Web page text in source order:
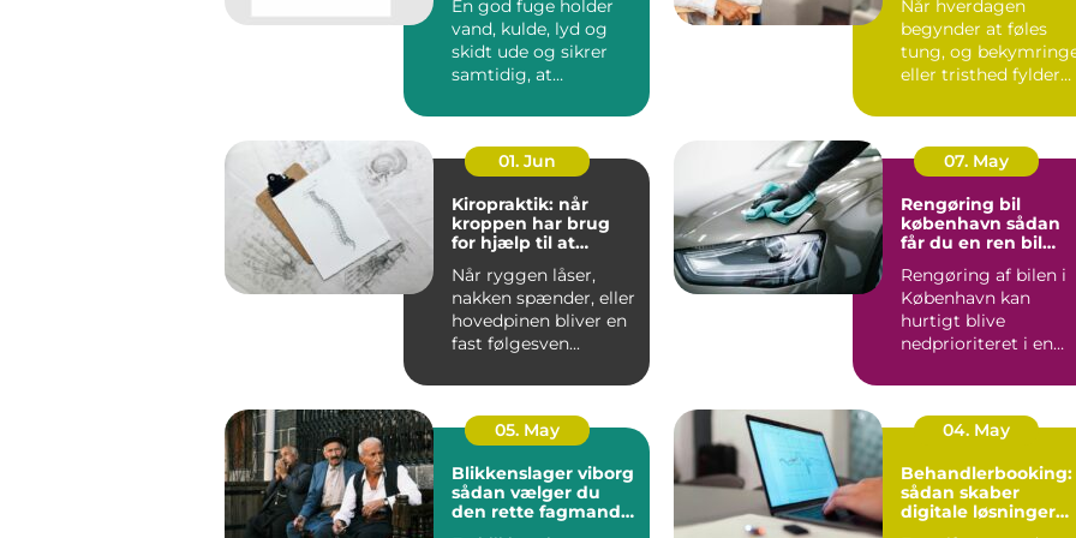
En god fuge holder
vand, kulde, lyd og
skidt ude og sikrer
samtidig, at
bevæge sig ud...
Når hverdagen
begynder at føles
tung, og
eller tristhed fylder
kan en p...
01. Jun
Kiropraktik: når
kroppen har brug
for hjælp til at
Når ryggen låser,
nakken spænder, eller
hovedpinen bliver en
fast følgesven...
07. May
Rengøring bil
københavn sådan
får du en ren bil
Rengøring af bilen i
København kan
hurtigt blive
nedprioriteret i en
arbejde, børn...
05. May
Blikkenslager viborg
sådan vælger du
den rette fagmand
04. May
Behandlerbooking:
sådan skaber
digitale løsninger